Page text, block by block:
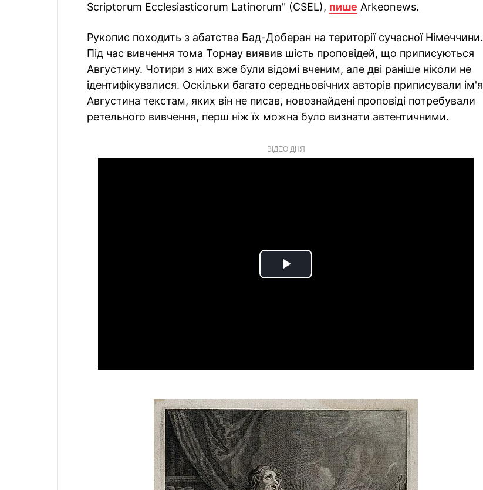
Scriptorum Ecclesiasticorum Latinorum" (CSEL), пише Arkeonews.
Рукопис походить з абатства Бад-Доберан на території сучасної Німеччини.
Під час вивчення тома Торнау виявив шість проповідей, що приписуються
Августину. Чотири з них вже були відомі вченим, але дві раніше ніколи не
ідентифікувалися. Оскільки багато середньовічних авторів приписували ім'я
Августина текстам, яких він не писав, новознайдені проповіді потребували
ретельного вивчення, перш ніж їх можна було визнати автентичними.
ВІДЕО ДНЯ
Play